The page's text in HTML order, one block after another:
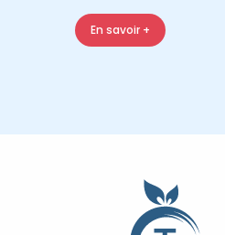
En savoir +